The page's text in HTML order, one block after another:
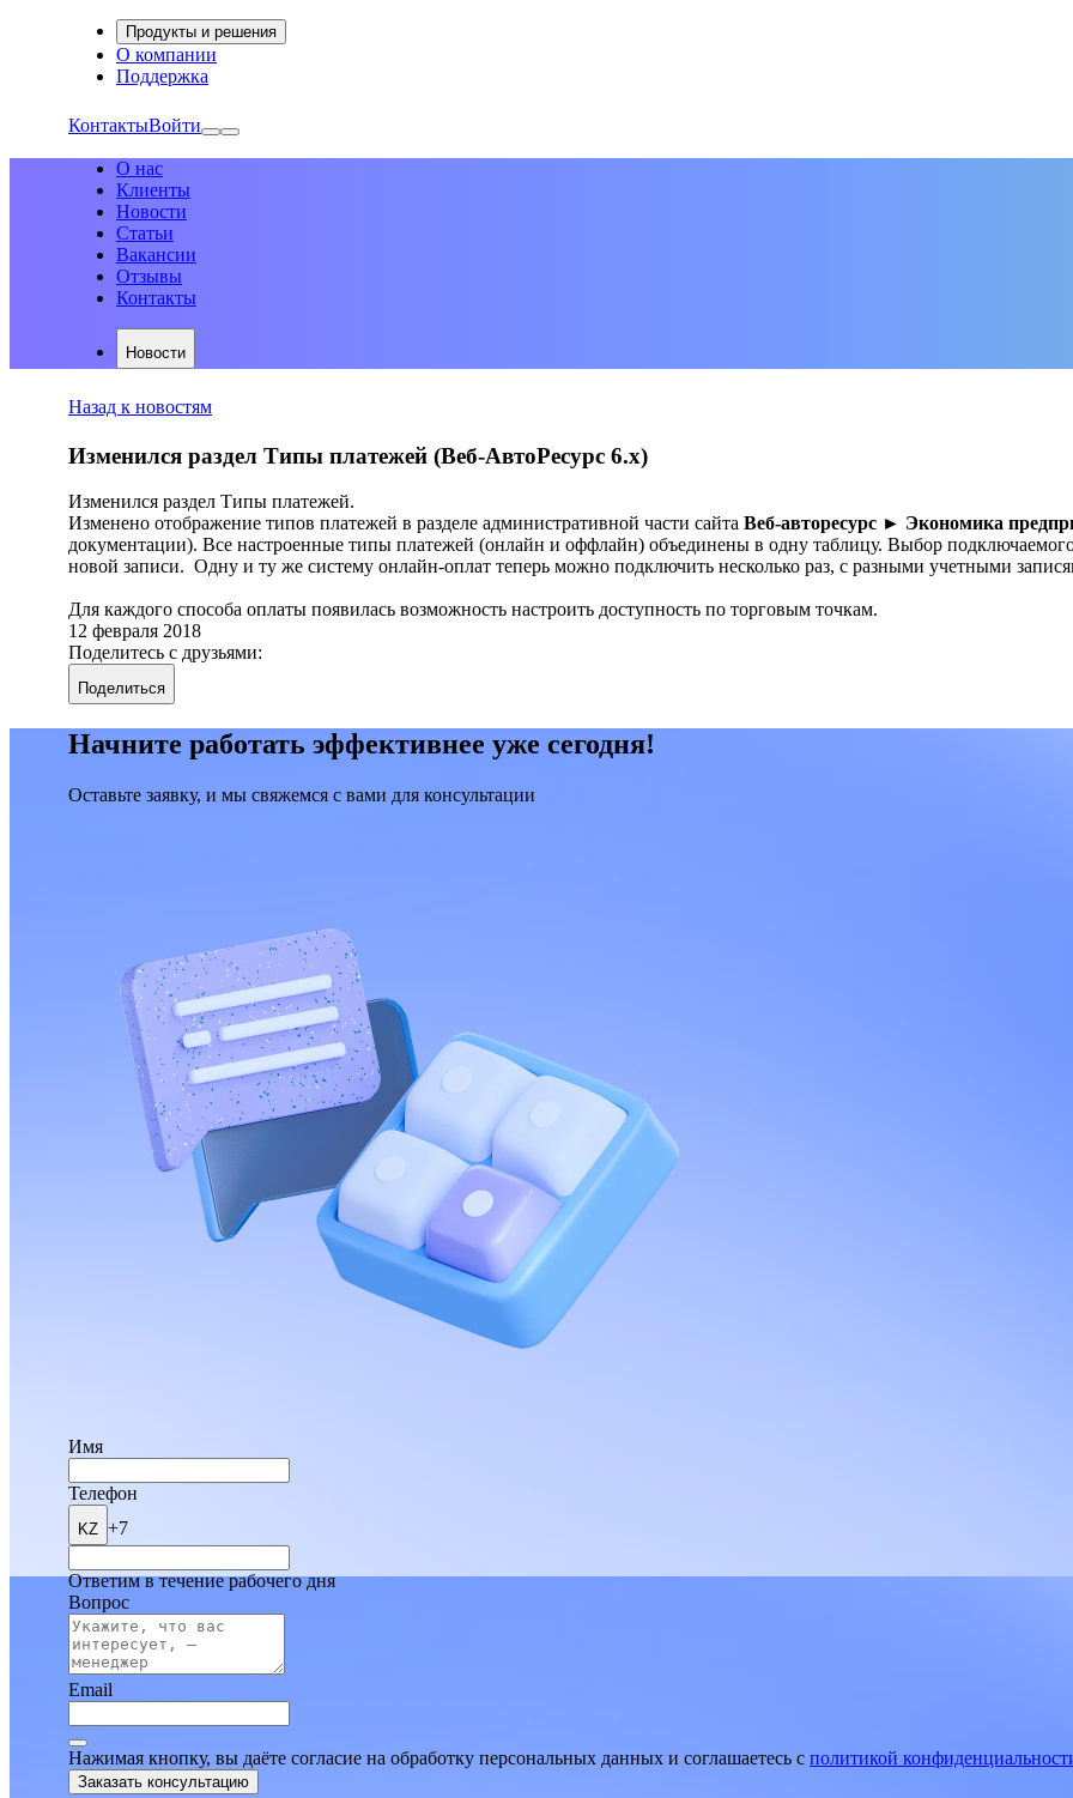
Продукты и решения
О компании
Поддержка
КонтактыВойти
О нас
Клиенты
Новости
Статьи
Вакансии
Отзывы
Контакты
Новости
Назад к новостям
Изменился раздел Типы платежей (Веб-АвтоРесурс 6.х)
Изменился раздел Типы платежей.
Изменено отображение типов платежей в разделе административной части сайта Веб-авторесурс ► Экономика
документации). Все настроенные типы платежей (онлайн и оффлайн) объединены в одну таблицу. Выбор
новой записи. Одну и ту же систему онлайн-оплат теперь можно подключить несколько раз, с разными учетными
Для каждого способа оплаты появилась возможность настроить доступность по торговым точкам.
12 февраля 2018
Поделитесь с друзьями:
Поделиться
Начните работать эффективнее уже сегодня!
Оставьте заявку, и мы свяжемся с вами для консультации
Имя
Телефон
KZ +7
Ответим в течение рабочего дня
Вопрос
Email
Нажимая кнопку, вы даёте согласие на обработку персональных данных и соглашаетесь c политикой
Заказать консультацию